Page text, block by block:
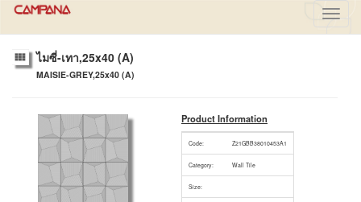
ไมซี่-เทา,25x40 (A)
MAISIE-GREY,25x40 (A)
Product Information
Code: Z21GBB38010453A1
Category: Wall Tile
Size: